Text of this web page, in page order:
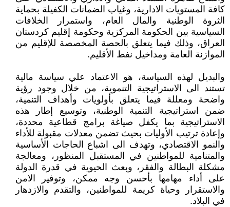
كافة المستويات الادارية، وغياب الضمانات الكفيلة بحماية
الثروة الوطنية والمال العام، واستمرار الخلافات
السياسية بين الحكومة المركزية وحكومة إقليم كردستان
العراق، وذلك فيما يتعلق بالحصة المخصصة للإقليم من
الموازنة العامة ومداخيل نفط الأقليم.
والبديل لهذه السياسة، هو الاعتماد علي سياسة مالية
تستند الى الاستراتيجية التنموية، من خلال وجود رؤية
واضحة ومعللة فيما يتعلق بأولويات وأهداف التنمية،
ضمن استراتيجية التنمية الوطنية، وتوسيع إطار هذه
الاستراتيجية بما يكفل صياغة برامج قطاعية محددة،
وإعادة ترتيب الأوليات بحيث تضمن معدلات مقبولة للأداء
والنمو الاقتصادي، وتهدف الى اشباع الحاجات الأساسية
والمتنامية للمواطنين في المستقبل المنظور، ومعالجة
مشكلة البطالة والفقر، وبعث الحيوية في قدرة الدولة
على أداء مهامها بأحسن وجه ممكن، وتوفير الامن
والاستقرار وحياة كريمة للمواطنين، والتقدم والازدهار
في البلاد.